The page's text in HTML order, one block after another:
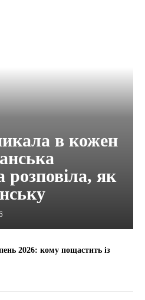
в кожен
розповіла, як
2026: кому пощастить із